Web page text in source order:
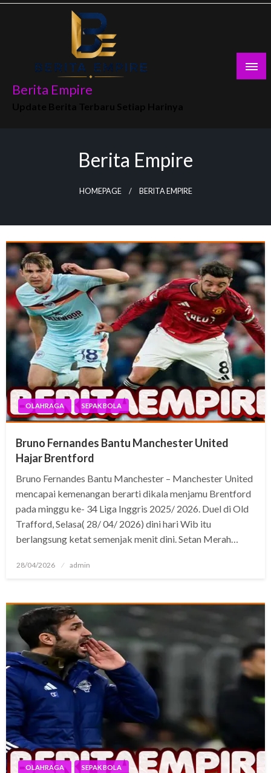
Skip
Berita Empire
Berita Empire
HOMEPAGE BERITA EMPIRE
OLAHRAGA SEPAK BOLA
Bruno Fernandes Bantu Manchester United
Hajar Brentford
Bruno Fernandes Bantu Manchester – Manchester United
mencapai kemenangan berarti dikala menjamu Brentford
pada minggu ke- 34 Liga Inggris 2025/ 2026. Duel di Old
Trafford, Selasa( 28/ 04/ 2026) dini hari Wib itu
berlangsung ketat semenjak menit dini. Setan Merah…
Posted
28/04/2026 admin
OLAHRAGA SEPAK BOLA